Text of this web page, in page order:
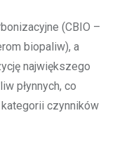
(CBIO –
biopaliw), a
największego
płynnych, co
kategorii czynników